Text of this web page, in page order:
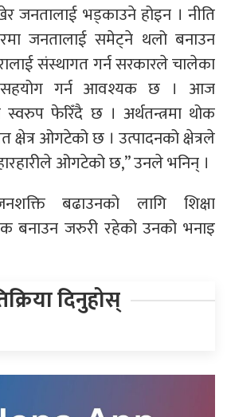
जनतालाई भड्काउने होइन । नीति
जनतालाई समेट्ने थलो बनाउन
संस्थागत गर्न सरकारले चालेका
गर्न आवश्यक छ । आज
स्वरुप फेरिँदै छ । अर्थतन्त्रमा थोक
क्षेत्र ओगटेको छ । उत्पादनको क्षेत्रले
ओगटेको छ,” उनले भनिन् ।
बढाउनको लागि शिक्षा
बनाउन जरुरी रहेको उनको भनाइ
दिनुहोस्